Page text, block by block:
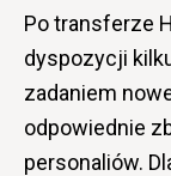
Po transferze
dyspozycji
zadaniem
odpowiednie
personaliów.